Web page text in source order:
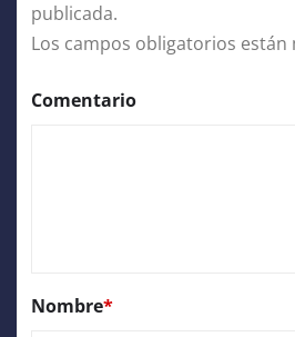
publicada.
Los campos obligatorios están
Comentario
Nombre*